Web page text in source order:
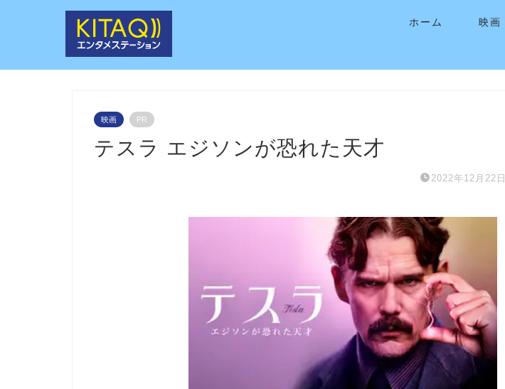
ホーム 映画
映画 PR
テスラ エジソンが恐れた天才
2022年12月22日